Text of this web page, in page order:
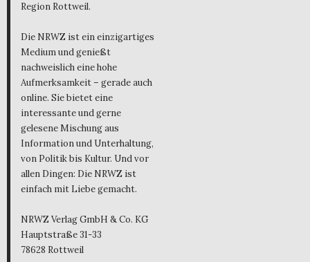
Region Rottweil.
Die NRWZ ist ein einzigartiges
Medium und genießt
nachweislich eine hohe
Aufmerksamkeit – gerade auch
online. Sie bietet eine
interessante und gerne
gelesene Mischung aus
Information und Unterhaltung,
von Politik bis Kultur. Und vor
allen Dingen: Die NRWZ ist
einfach mit Liebe gemacht.
NRWZ Verlag GmbH & Co. KG
Hauptstraße 31-33
78628 Rottweil